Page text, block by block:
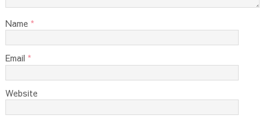
Name *
Email *
Website